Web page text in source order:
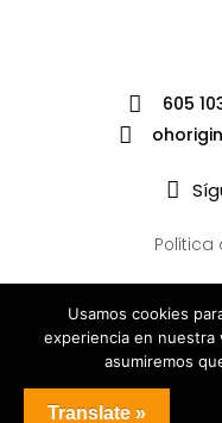
605
Política
Translate »
Usamos cookies
experiencia en nuestra
asumiremos